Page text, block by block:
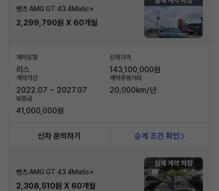
벤츠 AMG GT 43 4Matic+
2,299,790원 X 60개월
계약유형
리스
신차가격
143,100,000원
계약기간
2022.07 ~ 2027.07
계약주행거리
20,000km/년
보증금
41,000,000원
신차 문의하기 승계 조건 확인
벤츠 AMG GT 43 4Matic+
2,308,510원 X 60개월
실제 계약 차량